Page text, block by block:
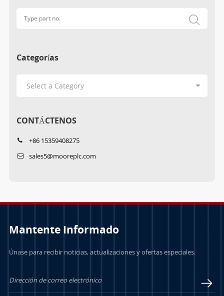
Categorías
CONTÁCTENOS
+86 15359408275
sales5@mooreplc.com
Mantente Informado
Únase para recibir noticias, actualizaciones y ofertas especiales.